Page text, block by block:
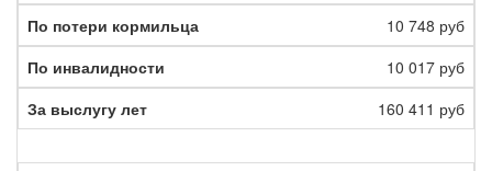
10 748 руб
10 017 руб
160 411 руб